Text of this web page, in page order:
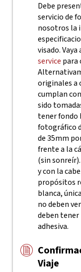
Debe
servicio de
nosotros la
visado. Vaya
service para
originales a
cumplan
sido
tener fondo
fotográfico
de 35mm
frente a la
(sin
y con la
propósitos
blanca,
no deben
deben tener
adhesiva.
Viaje